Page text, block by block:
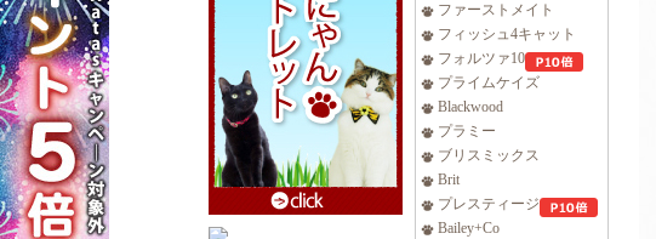
ファーストメイト
フィッシュ4キャット
フォルツァ10
プライムケイズ
Blackwood
プラミー
ブリスミックス
Brit
プレスティージ
Bailey+Co